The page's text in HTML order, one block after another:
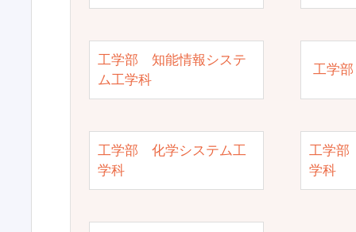
工学部 知能情報システ
ム工学科
工学
工学部 化学システム工
学科
工学部
学科